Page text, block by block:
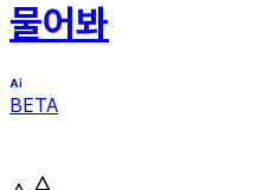
물어봐
BETA